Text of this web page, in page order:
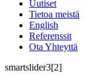
Uutiset
Tietoa meistä
English
Referenssit
Ota Yhteyttä
smartslider3[2]